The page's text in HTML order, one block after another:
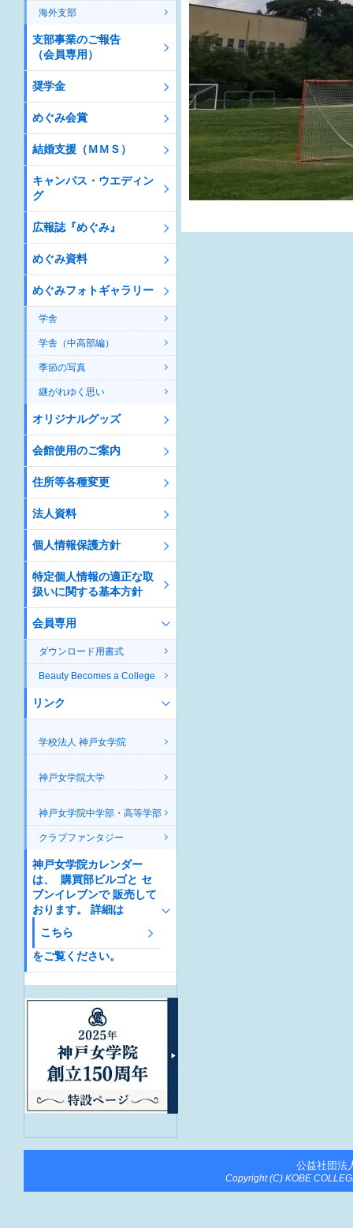
海外支部
支部事業のご報告
（会員専用）
奨学金
めぐみ会賞
結婚支援（ＭＭＳ）
キャンパス・ウエディン
グ
広報誌『めぐみ』
めぐみ資料
めぐみフォトギャラリー
学舎
学舎（中高部編）
季節の写真
継がれゆく思い
オリジナルグッズ
会館使用のご案内
住所等各種変更
法人資料
個人情報保護方針
特定個人情報の適正な取
扱いに関する基本方針
会員専用
ダウンロード用書式
Beauty Becomes a College
リンク
学校法人 神戸女学院
神戸女学院大学
神戸女学院中学部・高等学部
クラブファンタジー
神戸女学院カレンダー
は、 購買部ビルゴと セ
ブンイレブンで 販売して
おります。 詳細は
こちら
をご覧ください。
公益社団法
Copyright (C) KOBE